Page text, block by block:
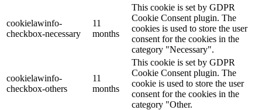
cookielawinfo-
checkbox-necessary
11
months
This cookie is set by GDPR
Cookie Consent plugin. The
cookies is used to store the user
consent for the cookies in the
category "Necessary".
cookielawinfo-
checkbox-others
11
months
This cookie is set by GDPR
Cookie Consent plugin. The
cookie is used to store the user
consent for the cookies in the
category "Other.